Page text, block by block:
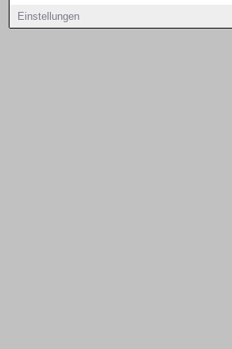
Einstellungen
Copyright © 2000 - 2026 | 1A Infosysteme GmbH |